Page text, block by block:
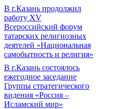
В г.Казань продолжил
работу XV
Всероссийский форум
татарских религиозных
деятелей «Национальная
самобытность и религия»
В г.Казань состоялось
ежегодное заседание
Группы стратегического
видения «Россия –
Исламский мир»